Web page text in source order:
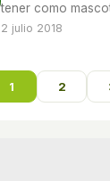
tener como
estén en las
2 julio 2018
1 2